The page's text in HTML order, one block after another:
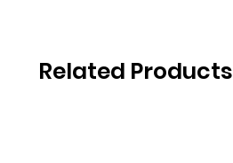
Related Products